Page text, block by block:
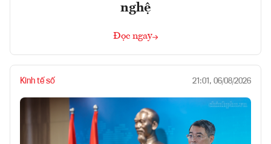
nghệ
Đọc ngay
Kinh tế số 21:01, 06/08/2026